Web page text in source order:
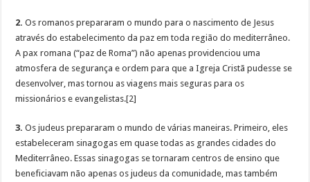
2.Os romanos prepararam o mundo para o nascimento de Jesus
através do estabelecimento da paz em toda região do mediterrâneo.
A pax romana (“paz de Roma”) não apenas providenciou uma
atmosfera de segurança e ordem para que a Igreja Cristã pudesse se
desenvolver, mas tornou as viagens mais seguras para os
missionários e evangelistas.[2]
3.Os judeus prepararam o mundo de várias maneiras. Primeiro, eles
estabeleceram sinagogas em quase todas as grandes cidades do
Mediterrâneo. Essas sinagogas se tornaram centros de ensino que
beneficiavam não apenas os judeus da comunidade, mas também